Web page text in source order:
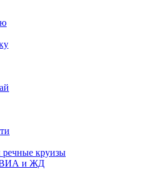
круизы
и ЖД